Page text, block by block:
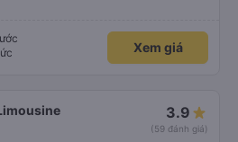
mình để ý khi anh trả khách thì anh luôn
tượng. Mình không xin tên của anh chỉ biết anh
sau được anh lái xe tiếp và anh có nhiều
biết đến anh hơn.
Xem giá
3.9
(59 đánh giá)